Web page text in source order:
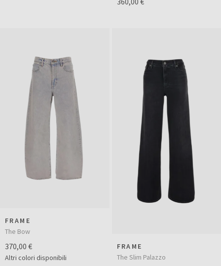
FRAME
The Bow
370,00 €
Altri colori disponibili
FRAME
The Slim Palazzo